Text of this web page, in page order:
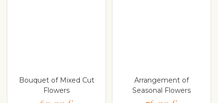
Bouquet of Mixed Cut
Flowers
Arrangement of
Seasonal Flowers